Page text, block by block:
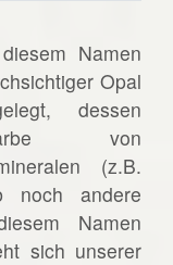
Namen
Opal
dessen
von
(z.B.
noch andere
Namen
sich unserer